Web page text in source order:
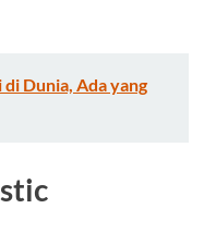
Dunia, Ada yang